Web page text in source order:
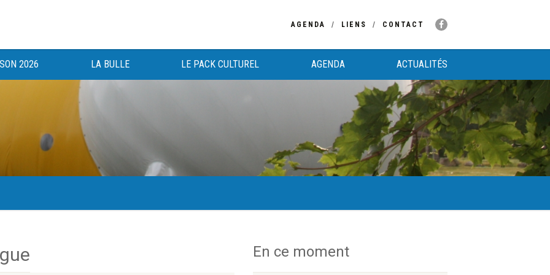
AGENDA LIENS CONTACT
2026 LA BULLE LE PACK CULTUREL AGENDA ACTUALITÉS
au bénéfice des haut-saônois depuis 1983. En ce moment